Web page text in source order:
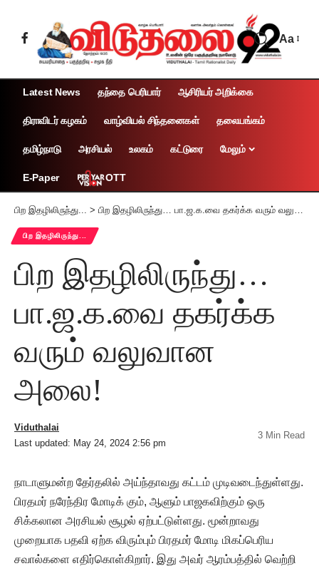
Aa
Latest News தந்தை பெரியார் ஆசிரியர் அறிக்கை
திராவிடர் கழகம் வாழ்வியல் சிந்தனைகள் தலையங்கம்
தமிழ்நாடு அரசியல் உலகம் கட்டுரை மேலும்
E-Paper OTT
பிற இதழிலிருந்து... > பிற இதழிலிருந்து… பா.ஜ.க.வை தகர்க்க வரும் வலுவான அலை!
பிற இதழிலிருந்து...
பிற இதழிலிருந்து…
பா.ஜ.க.வை தகர்க்க
வரும் வலுவான
அலை!
Last updated: May 24, 2024 2:56 pm
Viduthalai
3 Min Read
நாடாளுமன்ற தேர்தலில் அய்ந்தாவது கட்டம் முடிவடைந்துள்ளது.
பிரதமர் நரேந்திர மோடிக் கும், ஆளும் பாஜகவிற்கும் ஒரு
சிக்கலான அரசியல் சூழல் ஏற்பட்டுள்ளது. மூன்றாவது
முறையாக பதவி ஏற்க விரும்பும் பிரதமர் மோடி மிகப்பெரிய
சவால்களை எதிர்கொள்கிறார். இது அவர் ஆரம்பத்தில் வெற்றி